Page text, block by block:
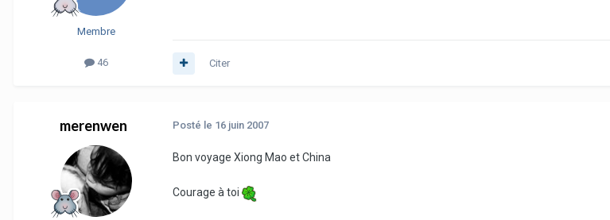
Membre
46 Citer
merenwen Posté le 16 juin 2007
Bon voyage Xiong Mao et China
Courage à toi